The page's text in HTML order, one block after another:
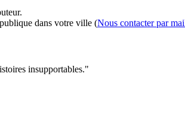
dans votre ville (Nous contacter par
insupportables."